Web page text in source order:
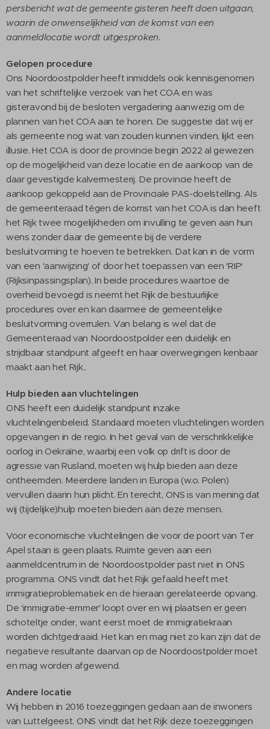
persbericht wat de gemeente gisteren heeft doen uitgaan,
waarin de onwenselijkheid van de komst van een
aanmeldlocatie wordt uitgesproken.
Gelopen procedure
Ons Noordoostpolder heeft inmiddels ook kennisgenomen
van het schriftelijke verzoek van het COA en was
gisteravond bij de besloten vergadering aanwezig om de
plannen van het COA aan te horen. De suggestie dat wij er
als gemeente nog wat van zouden kunnen vinden, lijkt een
illusie. Het COA is door de provincie begin 2022 al gewezen
op de mogelijkheid van deze locatie en de aankoop van de
daar gevestigde kalvermesterij. De provincie heeft de
aankoop gekoppeld aan de Provinciale PAS-doelstelling. Als
de gemeenteraad tégen de komst van het COA is dan heeft
het Rijk twee mogelijkheden om invulling te geven aan hun
wens zonder daar de gemeente bij de verdere
besluitvorming te hoeven te betrekken. Dat kan in de vorm
van een 'aanwijzing' of door het toepassen van een 'RIP'
(Rijksinpassingsplan). In beide procedures waartoe de
overheid bevoegd is neemt het Rijk de bestuurlijke
procedures over en kan daarmee de gemeentelijke
besluitvorming overrulen. Van belang is wel dat de
Gemeenteraad van Noordoostpolder een duidelijk en
strijdbaar standpunt afgeeft en haar overwegingen kenbaar
maakt aan het Rijk..
Hulp bieden aan vluchtelingen
ONS heeft een duidelijk standpunt inzake
vluchtelingenbeleid. Standaard moeten vluchtelingen worden
opgevangen in de regio. In het geval van de verschrikkelijke
oorlog in Oekraïne, waarbij een volk op drift is door de
agressie van Rusland, moeten wij hulp bieden aan deze
ontheemden. Meerdere landen in Europa (w.o. Polen)
vervullen daarin hun plicht. En terecht, ONS is van mening dat
wij (tijdelijke)hulp moeten bieden aan deze mensen.
Voor economische vluchtelingen die voor de poort van Ter
Apel staan is geen plaats. Ruimte geven aan een
aanmeldcentrum in de Noordoostpolder past niet in ONS
programma. ONS vindt dat het Rijk gefaald heeft met
immigratieproblematiek en de hieraan gerelateerde opvang.
De 'immigratie-emmer' loopt over en wij plaatsen er geen
schoteltje onder, want eerst moet de immigratiekraan
worden dichtgedraaid. Het kan en mag niet zo kan zijn dat de
negatieve resultante daarvan op de Noordoostpolder moet
en mag worden afgewend.
Andere locatie
Wij hebben in 2016 toezeggingen gedaan aan de inwoners
van Luttelgeest. ONS vindt dat het Rijk deze toezeggingen